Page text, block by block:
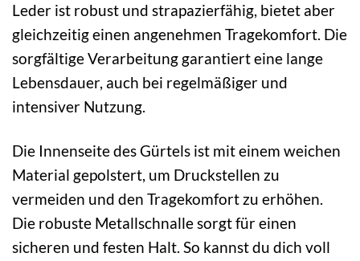
Leder ist robust und strapazierfähig, bietet aber
gleichzeitig einen angenehmen Tragekomfort. Die
sorgfältige Verarbeitung garantiert eine lange
Lebensdauer, auch bei regelmäßiger und
intensiver Nutzung.
Die Innenseite des Gürtels ist mit einem weichen
Material gepolstert, um Druckstellen zu
vermeiden und den Tragekomfort zu erhöhen.
Die robuste Metallschnalle sorgt für einen
sicheren und festen Halt. So kannst du dich voll